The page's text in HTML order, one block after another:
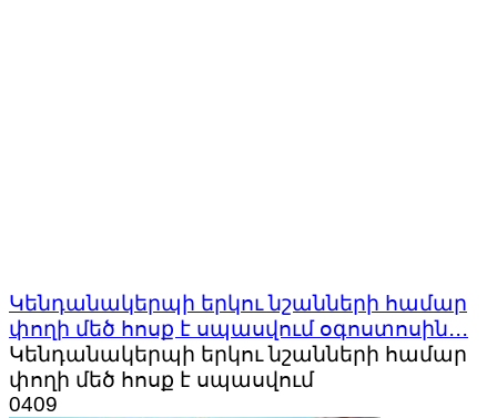
Կենդանակերպի երկու նշանների համար
փողի մեծ հոսք է սպասվում օգոստոսին․․․
Կենդանակերպի երկու նշանների համար
փողի մեծ հոսք է սպասվում
0409